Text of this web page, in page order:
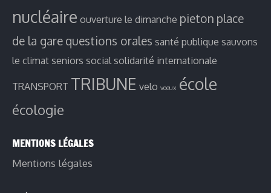
nucléaire ouverture le dimanche pieton place
de la gare questions orales santé publique sauvons
le climat seniors social solidarité internationale
TRANSPORT TRIBUNE velo voeux école
écologie
MENTIONS LÉGALES
Mentions légales